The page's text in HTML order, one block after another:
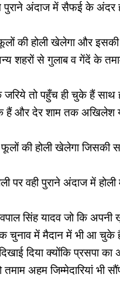
पुराने अंदाज में सैफई के
की होली खेलेगा और इसकी
शहरों से गुलाब व गेंदें के
तो पहुँच ही चुके हैं साथ
हैं और देर शाम तक अखिलेश
की होली खेलेगा जिसकी
पर वही पुराने अंदाज में होली
सिंह यादव जो कि
क चुनाव में मैदान में भी आ
दिया क्योंकि प्रसपा
अहम जिम्मेदारियां भी